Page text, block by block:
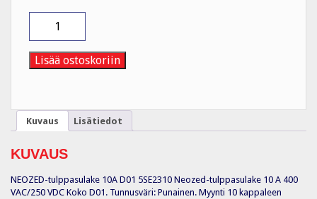
Tulppasulake
10
5SE2310
Lisää ostoskoriin
Kuvaus Lisätiedot
KUVAUS
NEOZED-tulppasulake 10A D01 5SE2310 Neozed-tulppasulake 10 A 400
VAC/250 VDC Koko D01. Tunnusväri: Punainen. Myynti 10 kappaleen